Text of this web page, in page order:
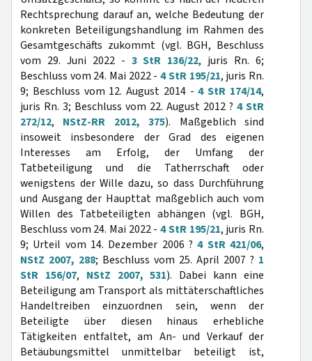
Rechtsprechung darauf an, welche Bedeutung der
konkreten Beteiligungshandlung im Rahmen des
Gesamtgeschäfts zukommt (vgl. BGH, Beschluss
vom 29. Juni 2022 - 3 StR 136/22, juris Rn. 6;
Beschluss vom 24. Mai 2022 -4 StR 195/21, juris Rn.
9; Beschluss vom 12. August 2014 -4 StR 174/14,
juris Rn. 3; Beschluss vom 22. August 2012 ? 4 StR
272/12, NStZ-RR 2012, 375). Maßgeblich sind
insoweit insbesondere der Grad des eigenen
Interesses am Erfolg, der Umfang der
Tatbeteiligung und die Tatherrschaft oder
wenigstens der Wille dazu, so dass Durchführung
und Ausgang der Haupttat maßgeblich auch vom
Willen des Tatbeteiligten abhängen (vgl. BGH,
Beschluss vom 24. Mai 2022 -4 StR 195/21, juris Rn.
9; Urteil vom 14. Dezember 2006 ?4 StR 421/06,
NStZ 2007, 288; Beschluss vom 25. April 2007 ? 1
StR 156/07, NStZ 2007, 531). Dabei kann eine
Beteiligung am Transport als mittäterschaftliches
Handeltreiben einzuordnen sein, wenn der
Beteiligte über diesen hinaus erhebliche
Tätigkeiten entfaltet, am An- und Verkauf der
Betäubungsmittel unmittelbar beteiligt ist,